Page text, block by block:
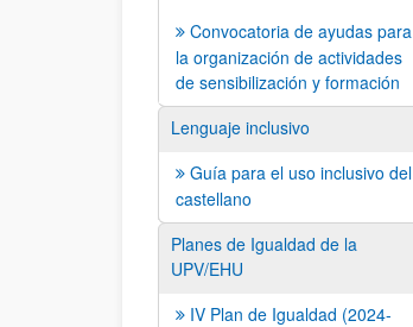
Convocatoria de ayudas para
la organización de actividades
de sensibilización y formación
Lenguaje inclusivo
Guía para el uso inclusivo del
castellano
Planes de Igualdad de la
UPV/EHU
IV Plan de Igualdad (2024-